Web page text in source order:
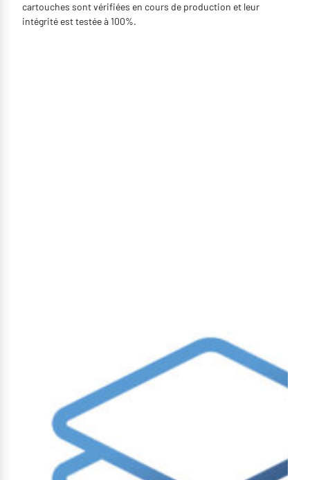
cartouches sont vérifiées en cours de production et leur
intégrité est testée à 100%.